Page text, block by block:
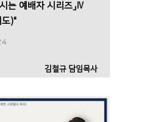
는 예배자 시리즈」Ⅳ
도)"
김철규 담임목사